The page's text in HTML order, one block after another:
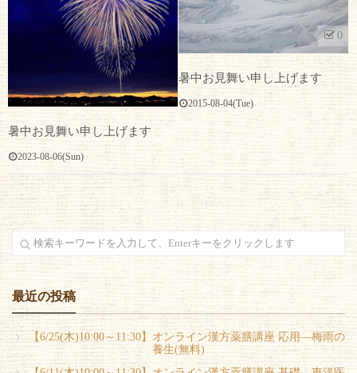
暑中お見舞い申し上げます
2023-08-06(Sun)
0
暑中お見舞い申し上げます
2015-08-04(Tue)
最近の投稿
【6/25(木)10:00～11:30】オンライン漢方薬膳講座 応用―梅雨の
養生(無料)